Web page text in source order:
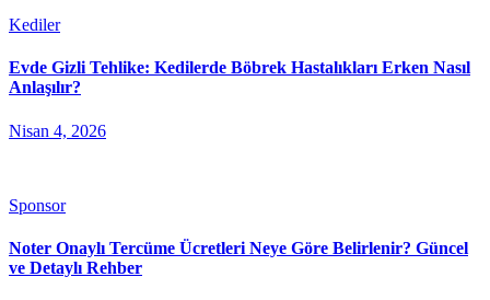
Kediler
Evde Gizli Tehlike: Kedilerde Böbrek Hastalıkları Erken Nasıl
Anlaşılır?
Nisan 4, 2026
Sponsor
Noter Onaylı Tercüme Ücretleri Neye Göre Belirlenir? Güncel
ve Detaylı Rehber